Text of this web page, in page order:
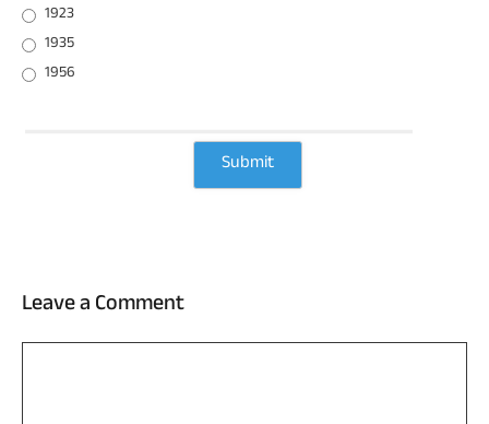
1923
1935
1956
Leave a Comment
Comment